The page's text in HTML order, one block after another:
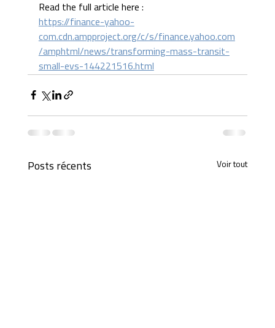
Read the full article here :
https://finance-yahoo-
com.cdn.ampproject.org/c/s/finance.yahoo.com
/amphtml/news/transforming-mass-transit-
small-evs-144221516.html
Posts récents Voir tout